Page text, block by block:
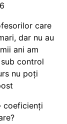
care
dar nu au
ani am
control
nu poți
coeficienți